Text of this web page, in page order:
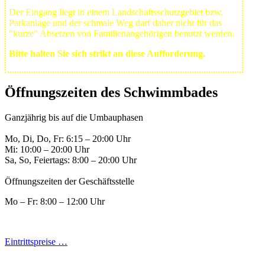
Der Eingang liegt in einem Landschafts­schutzgebiet bzw.
Park­anlage und der schmale Weg darf daher nicht für das
"kurze" Absetzen von Familienangehörigen benutzt werden.
Bitte halten Sie sich strikt an diese Aufforderung.
Öffnungszeiten des Schwimmbades
Ganzjährig bis auf die Umbauphasen
Mo, Di, Do, Fr: 6:15 – 20:00 Uhr
Mi: 10:00 – 20:00 Uhr
Sa, So, Feiertags: 8:00 – 20:00 Uhr
Öffnungszeiten der Geschäftsstelle
Mo – Fr: 8:00 – 12:00 Uhr
Eintrittspreise …